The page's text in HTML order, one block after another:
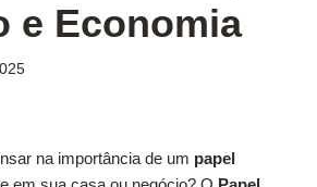
e Economia
na importância de um papel